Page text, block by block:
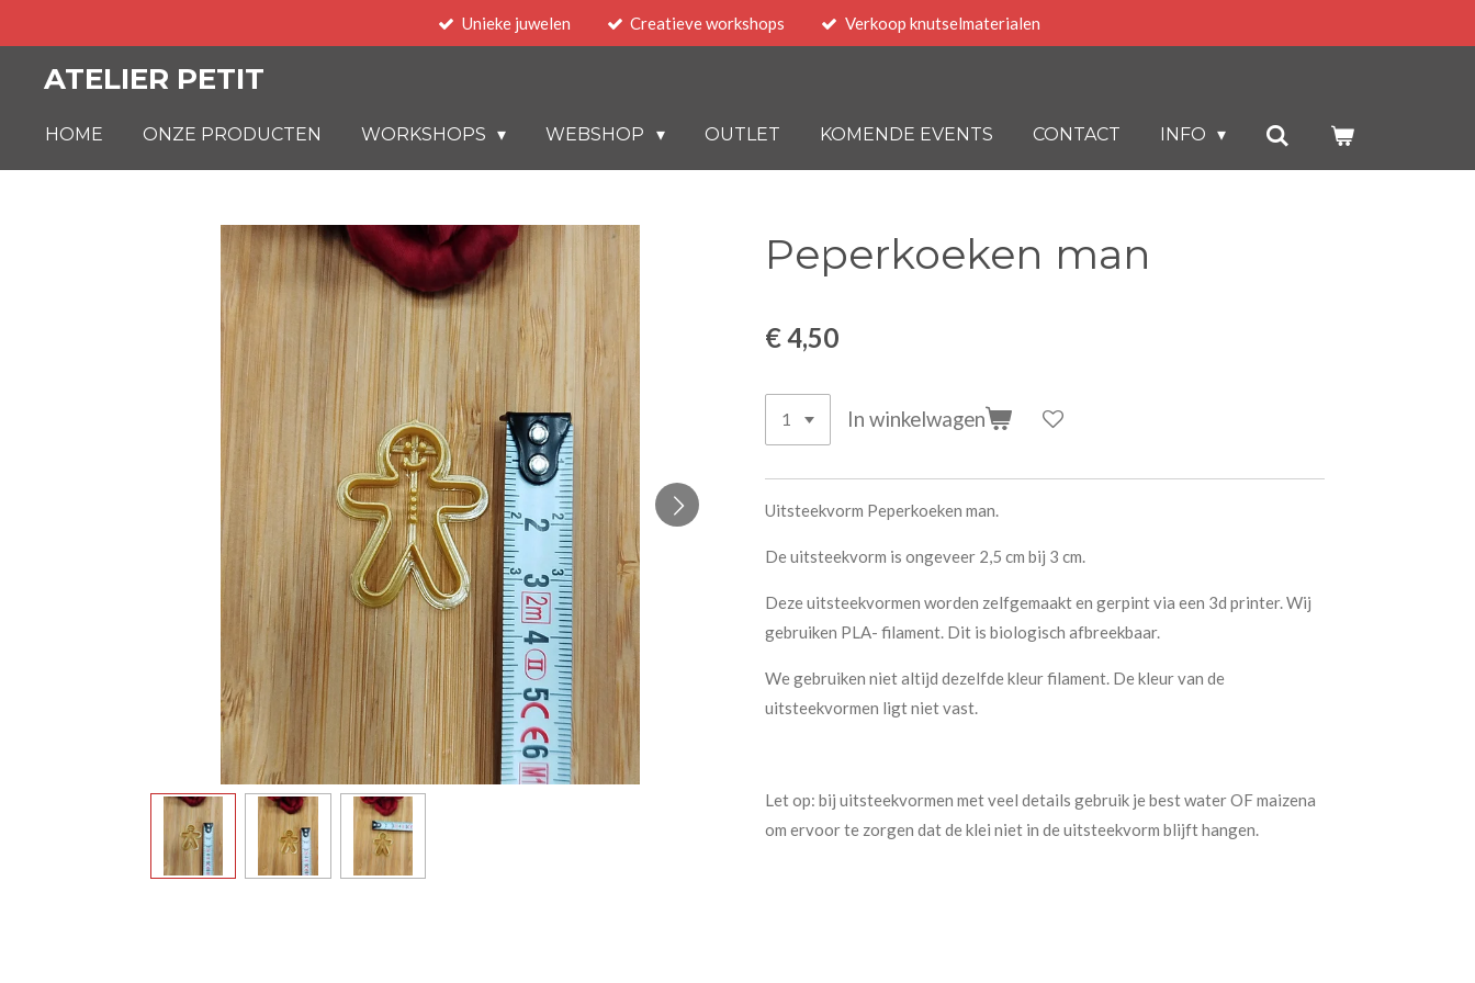
hoofdinhoud
Unieke juwelen Creatieve workshops Verkoop knutselmaterialen
ATELIER PETIT
HOME ONZE PRODUCTEN WORKSHOPS WEBSHOP OUTLET KOMENDE EVENTS CONTACT INFO
Peperkoeken man
€ 4,50
In winkelwagen
Uitsteekvorm Peperkoeken man.
De uitsteekvorm is ongeveer 2,5 cm bij 3 cm.
Deze uitsteekvormen worden zelfgemaakt en gerpint via een 3d printer. Wij
gebruiken PLA- filament. Dit is biologisch afbreekbaar.
We gebruiken niet altijd dezelfde kleur filament. De kleur van de
uitsteekvormen ligt niet vast.
Let op: bij uitsteekvormen met veel details gebruik je best water OF maizena
om ervoor te zorgen dat de klei niet in de uitsteekvorm blijft hangen.